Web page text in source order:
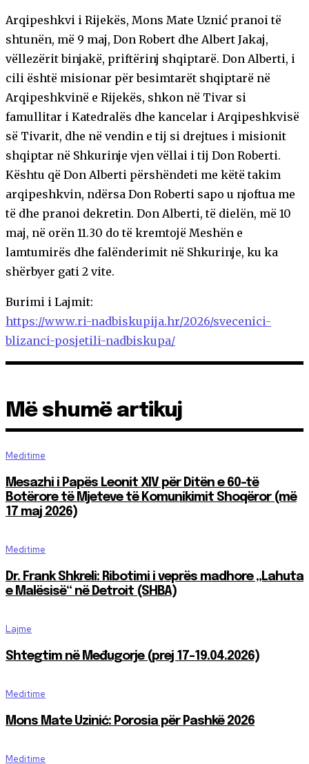
Arqipeshkvi i Rijekës, Mons Mate Uznić pranoi të
shtunën, më 9 maj, Don Robert dhe Albert Jakaj,
vëllezërit binjakë, priftërinj shqiptarë. Don Alberti, i
cili është misionar për besimtarët shqiptarë në
Arqipeshkvinë e Rijekës, shkon në Tivar si
famullitar i Katedralës dhe kancelar i Arqipeshkvisë
së Tivarit, dhe në vendin e tij si drejtues i misionit
shqiptar në Shkurinje vjen vëllai i tij Don Roberti.
Kështu që Don Alberti përshëndeti me këtë takim
arqipeshkvin, ndërsa Don Roberti sapo u njoftua me
të dhe pranoi dekretin. Don Alberti, të dielën, më 10
maj, në orën 11.30 do të kremtojë Meshën e
lamtumirës dhe falënderimit në Shkurinje, ku ka
shërbyer gati 2 vite.
Burimi i Lajmit:
https://www.ri-nadbiskupija.hr/2026/svecenici-
blizanci-posjetili-nadbiskupa/
Më shumë artikuj
Meditime
Mesazhi i Papës Leonit XIV për Ditën e 60-të
Botërore të Mjeteve të Komunikimit Shoqëror (më
17 maj 2026)
Meditime
Dr. Frank Shkreli: Ribotimi i veprës madhore „Lahuta
e Malësisë“ në Detroit (SHBA)
Lajme
Shtegtim në Međugorje (prej 17-19.04.2026)
Meditime
Mons Mate Uzinić: Porosia për Pashkë 2026
Meditime